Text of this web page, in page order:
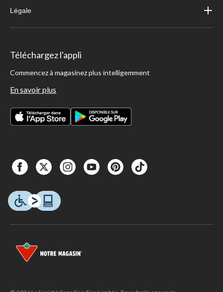
Légale
Téléchargez l'appli
Commencez à magasinez plus intelligemment
En savoir plus